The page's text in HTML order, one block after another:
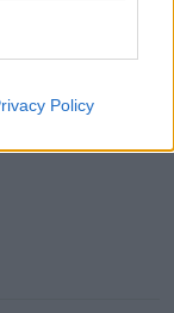
Policy
ar